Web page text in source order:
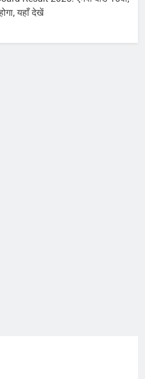
झारखंड: रांची में PSC-SSC
August 10, 2026
यहाँ देखें